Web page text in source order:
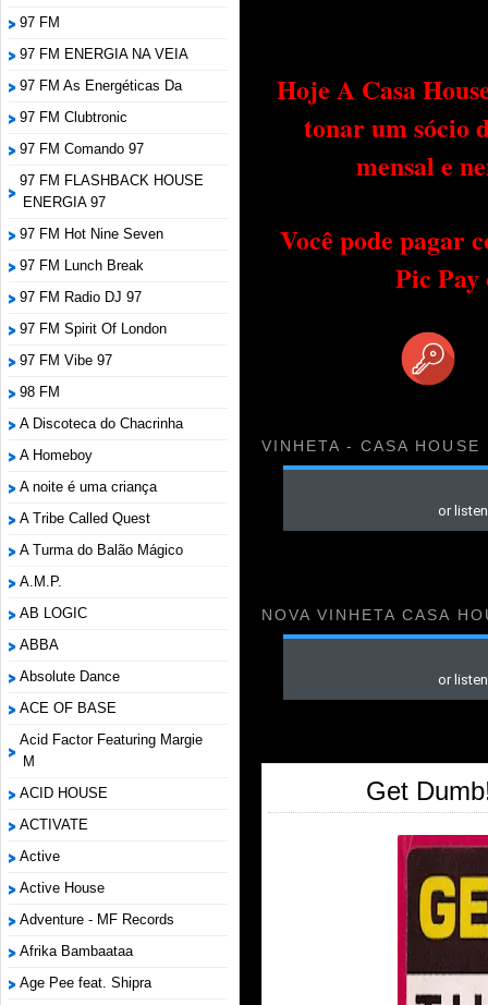
97 FM
97 FM ENERGIA NA VEIA
97 FM As Energéticas Da
97 FM Clubtronic
97 FM Comando 97
97 FM FLASHBACK HOUSE
ENERGIA 97
97 FM Hot Nine Seven
97 FM Lunch Break
97 FM Radio DJ 97
97 FM Spirit Of London
97 FM Vibe 97
98 FM
A Discoteca do Chacrinha
A Homeboy
A noite é uma criança
A Tribe Called Quest
A Turma do Balão Mágico
A.M.P.
AB LOGIC
ABBA
Absolute Dance
ACE OF BASE
Acid Factor Featuring Margie
M
ACID HOUSE
ACTIVATE
Active
Active House
Adventure - MF Records
Afrika Bambaataa
Age Pee feat. Shipra
Hoje A Casa
tonar um sócio
mensal e
Você pode pagar
Pic
VINHETA - CASA HOUSE
NOVA VINHETA CASA
Get